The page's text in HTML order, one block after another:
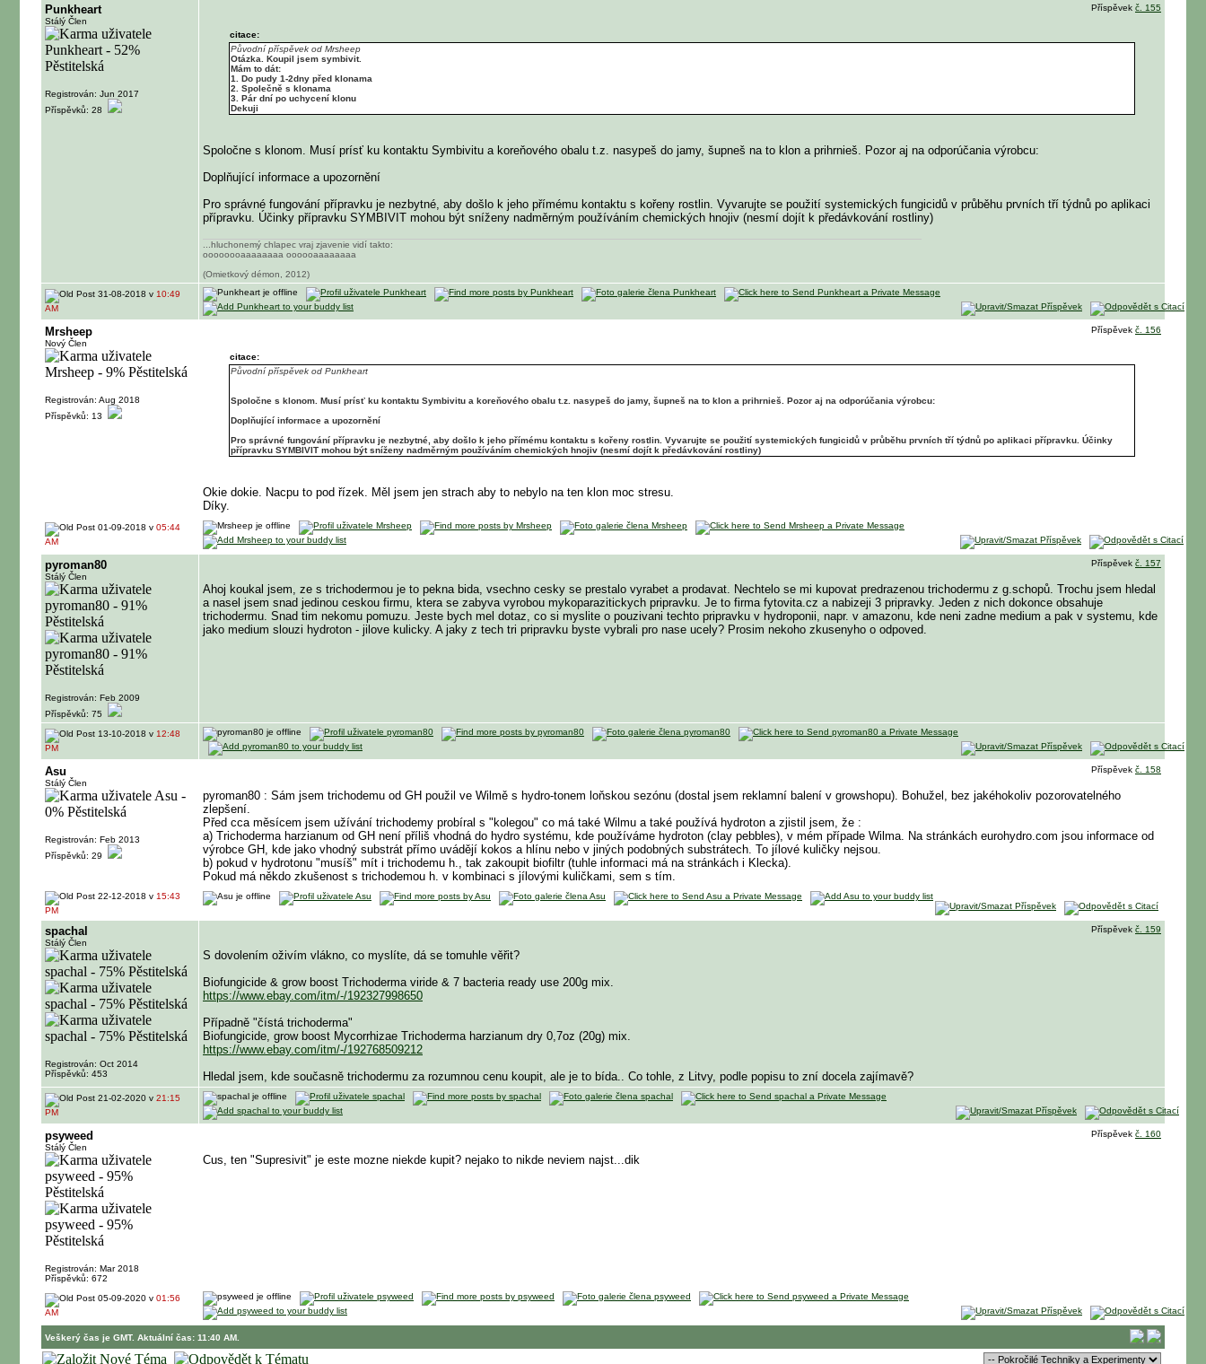
Punkheart
Stálý Člen
Registrován: Jun 2017
Příspěvků: 28
Příspěvek č. 155
citace:
Původní příspěvek od Mrsheep
Otázka. Koupil jsem symbivit.
Mám to dát:
1. Do pudy 1-2dny před klonama
2. Společně s klonama
3. Pár dní po uchycení klonu
Dekuji
Spoločne s klonom. Musí prísť ku kontaktu Symbivitu a koreňového obalu t.z. nasypeš do jamy, šupneš na to klon a prihrnieš. Pozor aj na odporúčania výrobcu:
Doplňující informace a upozornění
Pro správné fungování přípravku je nezbytné, aby došlo k jeho přímému kontaktu s kořeny rostlin. Vyvarujte se použití systemických fungicidů v průběhu prvních tří týdnů po aplikaci
přípravku. Účinky přípravku SYMBIVIT mohou být sníženy nadměrným používáním chemických hnojiv (nesmí dojít k předávkování rostliny)
...hluchonemý chlapec vraj zjavenie vidí takto:
oooooooaaaaaaaa oooooaaaaaaaa
(Omietkový démon, 2012)
31-08-2018 v 10:49
AM
Mrsheep
Nový Člen
Registrován: Aug 2018
Příspěvků: 13
Příspěvek č. 156
citace:
Původní příspěvek od Punkheart
Spoločne s klonom. Musí prísť ku kontaktu Symbivitu a koreňového obalu t.z. nasypeš do jamy, šupneš na to klon a prihrnieš. Pozor aj na odporúčania výrobcu:
Doplňující informace a upozornění
Pro správné fungování přípravku je nezbytné, aby došlo k jeho přímému kontaktu s kořeny rostlin. Vyvarujte se použití systemických fungicidů v průběhu prvních tří týdnů po aplikaci přípravku. Účinky
přípravku SYMBIVIT mohou být sníženy nadměrným používáním chemických hnojiv (nesmí dojít k předávkování rostliny)
Okie dokie. Nacpu to pod řízek. Měl jsem jen strach aby to nebylo na ten klon moc stresu.
Díky.
01-09-2018 v 05:44
AM
pyroman80
Stálý Člen
Registrován: Feb 2009
Příspěvků: 75
Příspěvek č. 157
Ahoj koukal jsem, ze s trichodermou je to pekna bida, vsechno cesky se prestalo vyrabet a prodavat. Nechtelo se mi kupovat predrazenou trichodermu z g.schopů. Trochu jsem hledal
a nasel jsem snad jedinou ceskou firmu, ktera se zabyva vyrobou mykoparazitickych pripravku. Je to firma fytovita.cz a nabizeji 3 pripravky. Jeden z nich dokonce obsahuje
trichodermu. Snad tim nekomu pomuzu. Jeste bych mel dotaz, co si myslite o pouzivani techto pripravku v hydroponii, napr. v amazonu, kde neni zadne medium a pak v systemu, kde
jako medium slouzi hydroton - jilove kulicky. A jaky z tech tri pripravku byste vybrali pro nase ucely? Prosim nekoho zkusenyho o odpoved.
13-10-2018 v 12:48
PM
Asu
Stálý Člen
Registrován: Feb 2013
Příspěvků: 29
Příspěvek č. 158
pyroman80 : Sám jsem trichodemu od GH použil ve Wilmě s hydro-tonem loňskou sezónu (dostal jsem reklamní balení v growshopu). Bohužel, bez jakéhokoliv pozorovatelného
zlepšení.
Před cca měsícem jsem užívání trichodemy probíral s "kolegou" co má také Wilmu a také používá hydroton a zjistil jsem, že :
a) Trichoderma harzianum od GH není příliš vhodná do hydro systému, kde používáme hydroton (clay pebbles), v mém případe Wilma. Na stránkách eurohydro.com jsou informace od
výrobce GH, kde jako vhodný substrát přímo uvádějí kokos a hlínu nebo v jiných podobných substrátech. To jílové kuličky nejsou.
b) pokud v hydrotonu "musíš" mít i trichodemu h., tak zakoupit biofiltr (tuhle informaci má na stránkách i Klecka).
Pokud má někdo zkušenost s trichodemou h. v kombinaci s jílovými kuličkami, sem s tím.
22-12-2018 v 15:43
PM
spachal
Stálý Člen
Registrován: Oct 2014
Příspěvků: 453
Příspěvek č. 159
S dovolením oživím vlákno, co myslíte, dá se tomuhle věřit?
Biofungicide & grow boost Trichoderma viride & 7 bacteria ready use 200g mix.
https://www.ebay.com/itm/-/192327998650
Případně "čístá trichoderma"
Biofungicide, grow boost Mycorrhizae Trichoderma harzianum dry 0,7oz (20g) mix.
https://www.ebay.com/itm/-/192768509212
Hledal jsem, kde současně trichodermu za rozumnou cenu koupit, ale je to bída.. Co tohle, z Litvy, podle popisu to zní docela zajímavě?
21-02-2020 v 21:15
PM
psyweed
Stálý Člen
Registrován: Mar 2018
Příspěvků: 672
Příspěvek č. 160
Cus, ten "Supresivit" je este mozne niekde kupit? nejako to nikde neviem najst...dik
05-09-2020 v 01:56
AM
Veškerý čas je GMT. Aktuální čas: 11:40 AM.